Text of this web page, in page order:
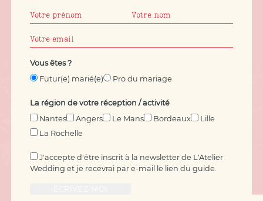
Vous êtes ?
Futur(e) marié(e)
Pro du mariage
La région de votre réception / activité
Nantes
Angers Le Mans Bordeaux
Lille
La Rochelle
J'accepte d'être inscrit à la newsletter de L'Atelier
Wedding et je recevrai par e-mail le lien du guide.